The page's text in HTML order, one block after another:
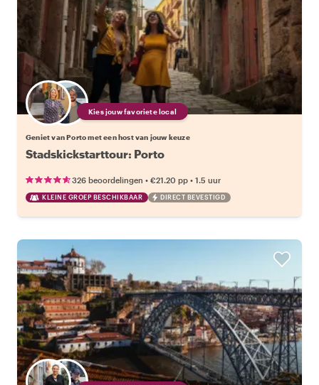
Kies jouw favoriete local
Geniet van Porto met een host van jouw keuze
Stadskickstarttour: Porto
326 beoordelingen • €21.20 pp • 1.5 uur
KLEINE GROEP BESCHIKBAAR DIRECT BEVESTIGD